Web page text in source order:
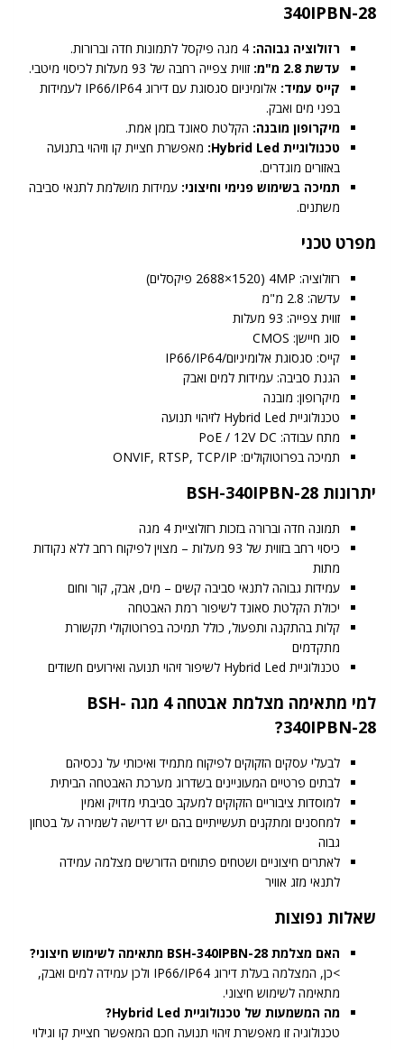
340IPBN-28
רזולוציה גבוהה:
עדשת 2.8 מ"מ:
זווית צפייה רחבה של 93 מעלות לכיסוי מיטבי.
קייס עמיד:
אלומיניום סגסוגת עם דירוג IP66/IP64 לעמידות
בפני מים ואבק.
מיקרופון מובנה: הקלטת סאונד בזמן אמת.
טכנולוגיית Hybrid Led:
מאפשרת חציית קו וזיהוי בתנועה
באזורים מוגדרים.
תמיכה בשימוש פנימי וחיצוני: עמידות מושלמת לתנאי סביבה
משתנים.
מפרט טכני
רזולוציה: 4MP (2688×1520 פיקסלים)
עדשה: 2.8 מ"מ
זווית צפייה: 93 מעלות
סוג חיישן: CMOS
קייס: סגסוגת אלומיניום/IP66/IP64
הגנת סביבה: עמידות למים ואבק
מיקרופון: מובנה
טכנולוגיית Hybrid Led לזיהוי תנועה
מתח עבודה: PoE / 12V DC
תמיכה בפרוטוקולים: ONVIF, RTSP, TCP/IP
יתרונות BSH-340IPBN-28
תמונה חדה וברורה בזכות רזולוציית 4 מגה
כיסוי רחב בזווית של 93 מעלות – מצוין לפיקוח רחב ללא נקודות
מתות
עמידות גבוהה לתנאי סביבה קשים – מים, אבק, קור וחום
יכולת הקלטת סאונד לשיפור רמת האבטחה
קלות בהתקנה ותפעול, כולל תמיכה בפרוטוקולי תקשורת
מתקדמים
טכנולוגיית Hybrid Led לשיפור זיהוי תנועה ואירועים חשודים
למי מתאימה מצלמת אבטחה 4 מגה BSH-
340IPBN-28?
לבעלי עסקים הזקוקים לפיקוח מתמיד ואיכותי על נכסיהם
לבתים פרטיים המעוניינים בשדרוג מערכת האבטחה הביתית
למוסדות ציבוריים הזקוקים למעקב סביבתי מדויק ואמין
למחסנים ומתקנים תעשייתיים בהם יש דרישה לשמירה על בטחון
גבוה
לאתרים חיצוניים ושטחים פתוחים הדורשים מצלמה עמידה
לתנאי מזג אוויר
שאלות נפוצות
האם מצלמת BSH-340IPBN-28 מתאימה לשימוש חיצוני?
>כן, המצלמה בעלת דירוג IP66/IP64 ולכן עמידה למים ואבק,
מתאימה לשימוש חיצוני.
מה המשמעות של טכנולוגיית Hybrid Led?
טכנולוגיה זו מאפשרת זיהוי תנועה חכם המאפשר חציית קו וגילוי